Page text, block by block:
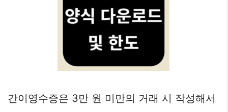
간이영수증은 3만 원 미만의 거래 시 작성해서